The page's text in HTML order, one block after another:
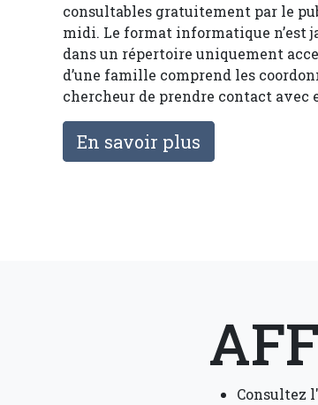
consultables gratuitement par le
midi. Le format informatique n’est
dans un répertoire uniquement
d’une famille comprend les
chercheur de prendre contact avec
En savoir plus
Consultez